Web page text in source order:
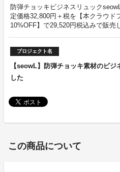
防弾チョッキビジネスリュック
定価格32,800円＋税を【本クラウド
10%OFF】で29,520円税込みで販売
プロジェクト名
【seowL】防弾チョッキ素材のビ
した
この商品について